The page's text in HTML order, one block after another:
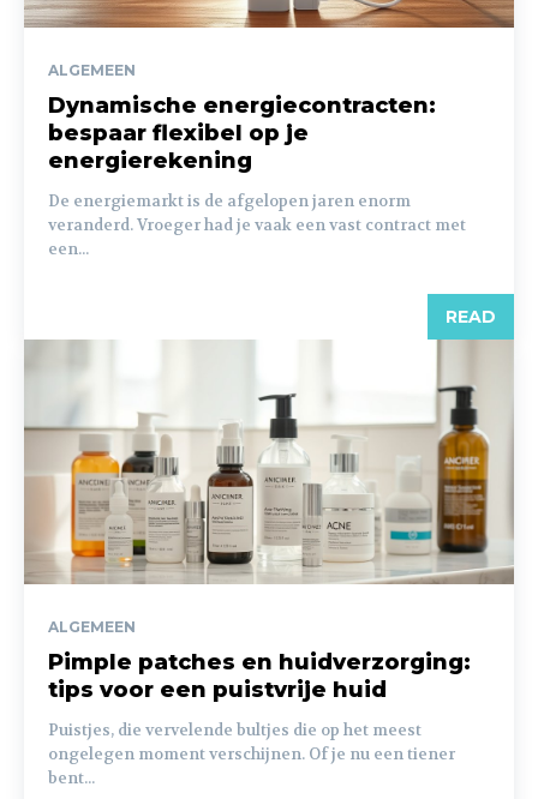
ALGEMEEN
Dynamische energiecontracten:
bespaar flexibel op je
energierekening
De energiemarkt is de afgelopen jaren enorm
veranderd. Vroeger had je vaak een vast contract met
een...
READ
ALGEMEEN
Pimple patches en huidverzorging:
tips voor een puistvrije huid
Puistjes, die vervelende bultjes die op het meest
ongelegen moment verschijnen. Of je nu een tiener
bent...